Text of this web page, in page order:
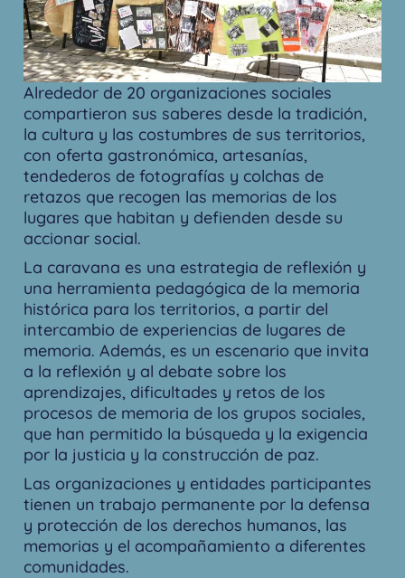
Alrededor de 20 organizaciones sociales
compartieron sus saberes desde la tradición,
la cultura y las costumbres de sus territorios,
con oferta gastronómica, artesanías,
tendederos de fotografías y colchas de
retazos que recogen las memorias de los
lugares que habitan y defienden desde su
accionar social.
La caravana es una estrategia de reflexión y
una herramienta pedagógica de la memoria
histórica para los territorios, a partir del
intercambio de experiencias de lugares de
memoria. Además, es un escenario que invita
a la reflexión y al debate sobre los
aprendizajes, dificultades y retos de los
procesos de memoria de los grupos sociales,
que han permitido la búsqueda y la exigencia
por la justicia y la construcción de paz.
Las organizaciones y entidades participantes
tienen un trabajo permanente por la defensa
y protección de los derechos humanos, las
memorias y el acompañamiento a diferentes
comunidades.